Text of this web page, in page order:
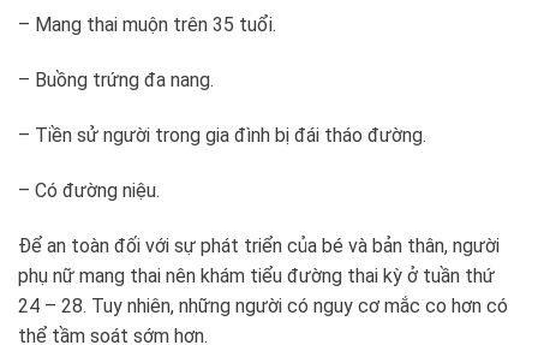
– Mang thai muộn trên 35 tuổi.
– Buồng trứng đa nang.
– Tiền sử người trong gia đình bị đái tháo đường.
– Có đường niệu.
Để an toàn đối với sự phát triển của bé và bản thân, người
phụ nữ mang thai nên khám tiểu đường thai kỳ ở tuần thứ
24 – 28. Tuy nhiên, những người có nguy cơ mắc co hơn có
thể tầm soát sớm hơn.